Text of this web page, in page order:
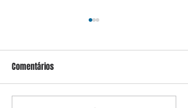
Conceição
Comentários